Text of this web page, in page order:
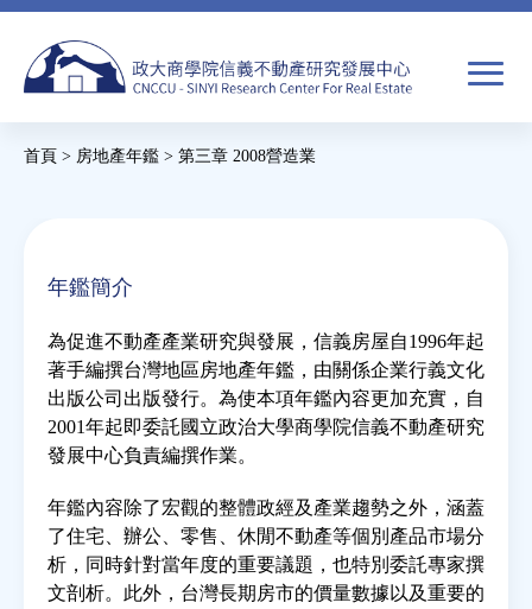
Jump
navigation
表
搜
焦點新聞
教育推廣
房市分析
研究獎勵
房地產年鑑
這
首頁 > 房地產年鑑 > 第三章 2008營造業
年鑑簡介
為促進不動產產業研究與發展，信義房屋自1996年起
著手編撰台灣地區房地產年鑑，由關係企業行義文化
出版公司出版發行。為使本項年鑑內容更加充實，自
2001年起即委託國立政治大學商學院信義不動產研究
發展中心負責編撰作業。
年鑑內容除了宏觀的整體政經及產業趨勢之外，涵蓋
了住宅、辦公、零售、休閒不動產等個別產品市場分
析，同時針對當年度的重要議題，也特別委託專家撰
文剖析。此外，台灣長期房市的價量數據以及重要的